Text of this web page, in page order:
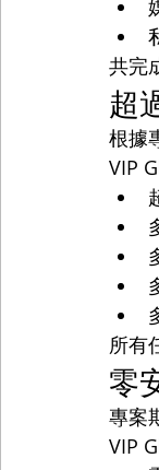
共完
超
根據
VIP
所有
零
專案
VIP